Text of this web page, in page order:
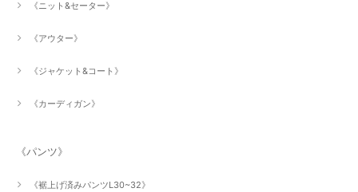
《ニット&セーター》
《アウター》
《ジャケット&コート》
《カーディガン》
《パンツ》
《裾上げ済みパンツL30~32》